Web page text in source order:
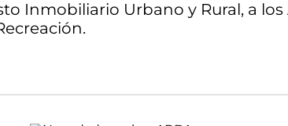
Inmobiliario Urbano y Rural, a